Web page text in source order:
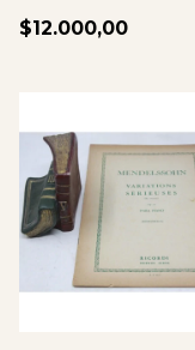
$12.000,00